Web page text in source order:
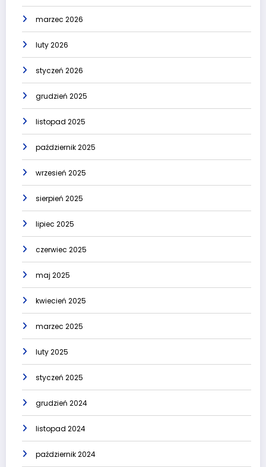
marzec 2026
luty 2026
styczeń 2026
grudzień 2025
listopad 2025
październik 2025
wrzesień 2025
sierpień 2025
lipiec 2025
czerwiec 2025
maj 2025
kwiecień 2025
marzec 2025
luty 2025
styczeń 2025
grudzień 2024
listopad 2024
październik 2024